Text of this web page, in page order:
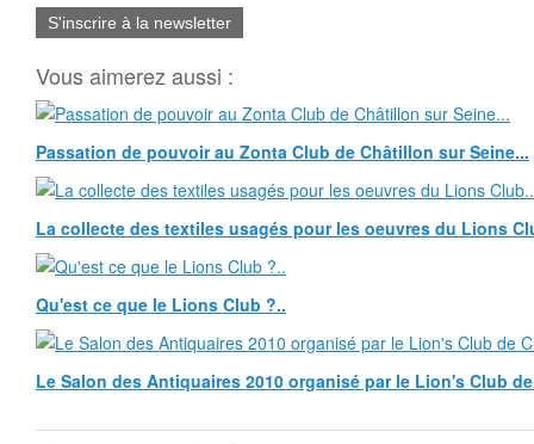
S'inscrire à la newsletter
Vous aimerez aussi :
Passation de pouvoir au Zonta Club de Châtillon sur Seine...
La collecte des textiles usagés pour les oeuvres du Lions
Qu'est ce que le Lions Club ?..
Le Salon des Antiquaires 2010 organisé par le Lion's Club